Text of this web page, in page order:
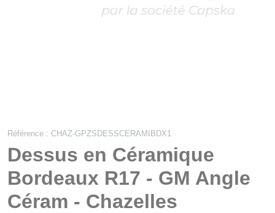
Référence : CHAZ-GPZSDESSCERAMIBDX1
Dessus en Céramique
Bordeaux R17 - GM Angle
Céram - Chazelles